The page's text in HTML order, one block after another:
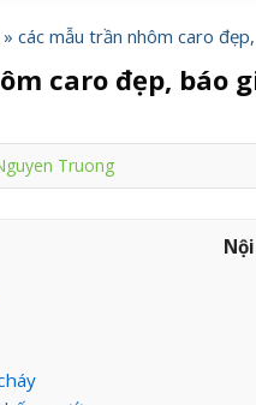
» các mẫu trần nhôm caro
caro đẹp, báo
Truong